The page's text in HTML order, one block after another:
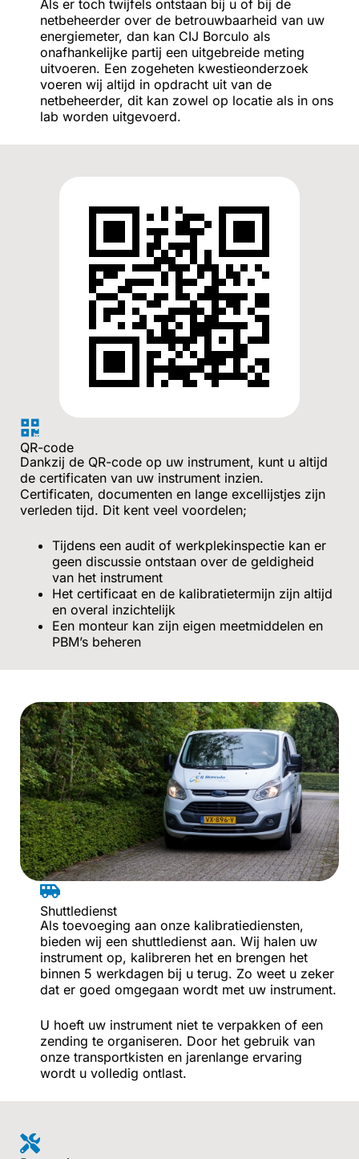
Als er toch twijfels ontstaan bij u of bij de
netbeheerder over de betrouwbaarheid van uw
energiemeter, dan kan CIJ Borculo als
onafhankelijke partij een uitgebreide meting
uitvoeren. Een zogeheten kwestieonderzoek
voeren wij altijd in opdracht uit van de
netbeheerder, dit kan zowel op locatie als in ons
lab worden uitgevoerd.
QR-code
Dankzij de QR-code op uw instrument, kunt u altijd
de certificaten van uw instrument inzien.
Certificaten, documenten en lange excellijstjes zijn
verleden tijd. Dit kent veel voordelen;
Tijdens een audit of werkplekinspectie kan er
geen discussie ontstaan over de geldigheid
van het instrument
Het certificaat en de kalibratietermijn zijn altijd
en overal inzichtelijk
Een monteur kan zijn eigen meetmiddelen en
PBM’s beheren
Shuttledienst
Als toevoeging aan onze kalibratiediensten,
bieden wij een shuttledienst aan. Wij halen uw
instrument op, kalibreren het en brengen het
binnen 5 werkdagen bij u terug. Zo weet u zeker
dat er goed omgegaan wordt met uw instrument.
U hoeft uw instrument niet te verpakken of een
zending te organiseren. Door het gebruik van
onze transportkisten en jarenlange ervaring
wordt u volledig ontlast.